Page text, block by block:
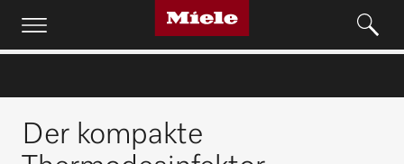
Der kompakte